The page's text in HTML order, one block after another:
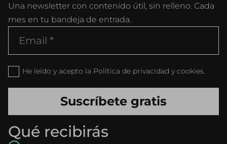
Una newsletter con contenido útil, sin relleno. Cada
mes en tu bandeja de entrada.
He leído y acepto la Política de privacidad y cookies.
Qué recibirás